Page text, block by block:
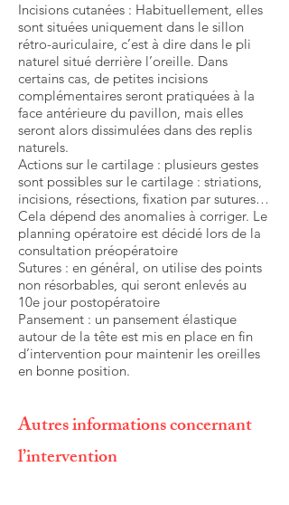
Incisions cutanées : Habituellement, elles
sont situées uniquement dans le sillon
rétro-auriculaire, c’est à dire dans le pli
naturel situé derrière l’oreille. Dans
certains cas, de petites incisions
complémentaires seront pratiquées à la
face antérieure du pavillon, mais elles
seront alors dissimulées dans des replis
naturels.
Actions sur le cartilage : plusieurs gestes
sont possibles sur le cartilage : striations,
incisions, résections, fixation par sutures…
Cela dépend des anomalies à corriger. Le
planning opératoire est décidé lors de la
consultation préopératoire
Sutures : en général, on utilise des points
non résorbables, qui seront enlevés au
10e jour postopératoire
Pansement : un pansement élastique
autour de la tête est mis en place en fin
d’intervention pour maintenir les oreilles
en bonne position.
Autres informations concernant
l’intervention